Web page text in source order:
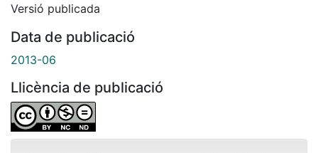
Versió publicada
Data de publicació
2013-06
Llicència de publicació